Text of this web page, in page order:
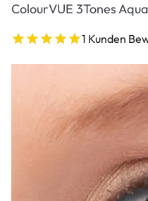
ColourVUE 3Tones
1 Kunden